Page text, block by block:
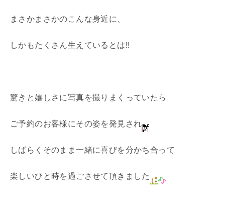
まさかまさかのこんな身近に、
しかもたくさん生えているとは!!
驚きと嬉しさに写真を撮りまくっていたら
ご予約のお客様にその姿を発見され
しばらくそのまま一緒に喜びを分かち合って
楽しいひと時を過ごさせて頂きました